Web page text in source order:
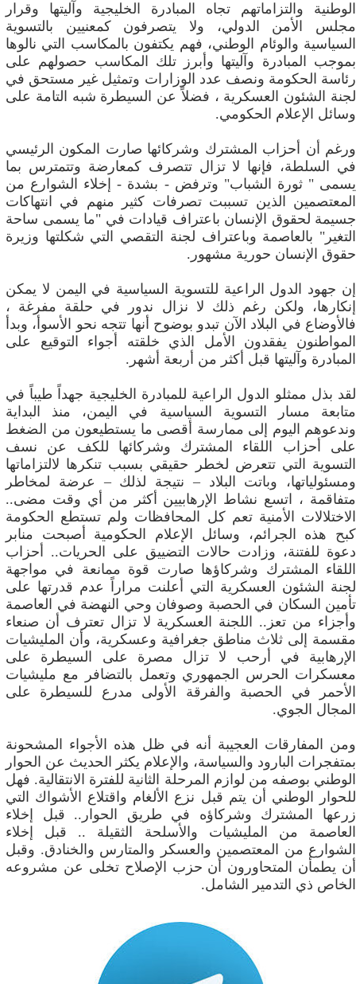
الوطنية والتزاماتهم تجاه المبادرة الخليجية وآليتها وقرار
مجلس الأمن الدولي، ولا يتصرفون كمعنيين بالتسوية
السياسية والوئام الوطني، فهم يكتفون بالمكاسب التي نالوها
بموجب المبادرة وآليتها وأبرز تلك المكاسب حصولهم على
رئاسة الحكومة ونصف عدد الوزارات وتمثيل غير مستحق في
لجنة الشئون العسكرية ، فضلاً عن السيطرة شبه التامة على
وسائل الإعلام الحكومي.
ورغم أن أحزاب المشترك وشركائها صارت المكون الرئيسي
في السلطة، فإنها لا تزال تتصرف كمعارضة وتتمترس بما
يسمى " ثورة الشباب" وترفض - بشدة - إخلاء الشوارع من
المعتصمين الذين تسببت تصرفات كثير منهم في انتهاكات
جسيمة لحقوق الإنسان باعتراف قيادات في "ما يسمى ساحة
التغير" بالعاصمة وباعتراف لجنة التقصي التي شكلتها وزيرة
حقوق الإنسان حورية مشهور.
إن جهود الدول الراعية للتسوية السياسية في اليمن لا يمكن
إنكارها، ولكن رغم ذلك لا نزال ندور في حلقة مفرغة ،
فالأوضاع في البلاد الآن تبدو بوضوح أنها تتجه نحو الأسوأ، وبدأ
المواطنون يفقدون الأمل الذي خلقته أجواء التوقيع على
المبادرة وآليتها قبل أكثر من أربعة أشهر.
لقد بذل ممثلو الدول الراعية للمبادرة الخليجية جهداً طيباً في
متابعة مسار التسوية السياسية في اليمن، منذ البداية
وندعوهم اليوم إلى ممارسة أقصى ما يستطيعون من الضغط
على أحزاب اللقاء المشترك وشركائها للكف عن نسف
التسوية التي تتعرض لخطر حقيقي بسبب تنكرها لالتزاماتها
ومسئولياتها، وباتت البلاد – نتيجة لذلك – عرضة لمخاطر
متفاقمة ، اتسع نشاط الإرهابيين أكثر من أي وقت مضى..
الاختلالات الأمنية تعم كل المحافظات ولم تستطع الحكومة
كبح هذه الجرائم، وسائل الإعلام الحكومية أصبحت منابر
دعوة للفتنة، وزادت حالات التضييق على الحريات.. أحزاب
اللقاء المشترك وشركاؤها صارت قوة ممانعة في مواجهة
لجنة الشئون العسكرية التي أعلنت مراراً عدم قدرتها على
تأمين السكان في الحصبة وصوفان وحي النهضة في العاصمة
وأجزاء من تعز.. اللجنة العسكرية لا تزال تعترف أن صنعاء
مقسمة إلى ثلاث مناطق جغرافية وعسكرية، وأن المليشيات
الإرهابية في أرحب لا تزال مصرة على السيطرة على
معسكرات الحرس الجمهوري وتعمل بالتضافر مع مليشيات
الأحمر في الحصبة والفرقة الأولى مدرع للسيطرة على
المجال الجوي.
ومن المفارقات العجيبة أنه في ظل هذه الأجواء المشحونة
بمتفجرات البارود والسياسة، والإعلام يكثر الحديث عن الحوار
الوطني بوصفه من لوازم المرحلة الثانية للفترة الانتقالية. فهل
للحوار الوطني أن يتم قبل نزع الألغام واقتلاع الأشواك التي
زرعها المشترك وشركاؤه في طريق الحوار.. قبل إخلاء
العاصمة من المليشيات والأسلحة الثقيلة .. قبل إخلاء
الشوارع من المعتصمين والعسكر والمتارس والخنادق. وقبل
أن يطمأن المتحاورون أن حزب الإصلاح تخلى عن مشروعه
الخاص ذي التدمير الشامل.